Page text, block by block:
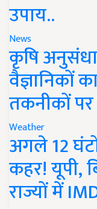
उपाय..
News
कृषि
वैज्ञानिकों
तकनीकों
Weather
अगले 12
कहर! यूपी,
राज्यों में